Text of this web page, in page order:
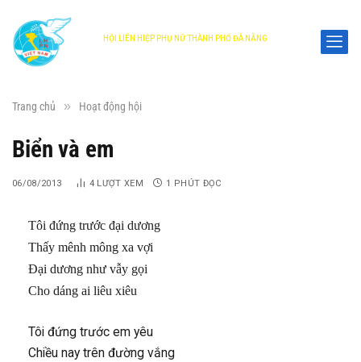
HỘI LIÊN HIỆP PHỤ NỮ THÀNH PHỐ ĐÀ NẴNG
Trang chủ » Hoạt động hội
Biển và em
06/08/2013 4 LƯỢT XEM 1 PHÚT ĐỌC
Tôi đứng trước đại dương
Thấy mênh mông xa vợi
Đại dương như vẫy gọi
Cho dáng ai liêu xiêu
Tôi đứng trước em yêu
Chiều nay trên đường vắng